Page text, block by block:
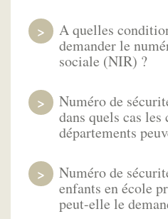
A quelles
demander le
sociale (NIR) ?
Numéro de
dans quels cas
départements
Numéro de
enfants en école
peut-elle le